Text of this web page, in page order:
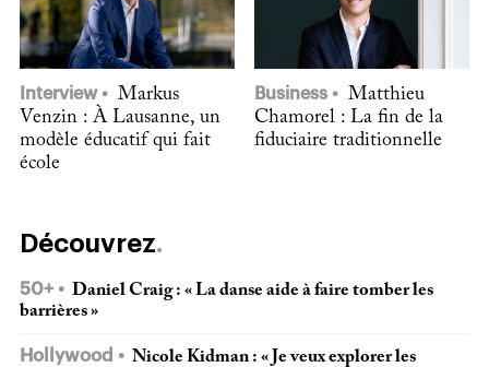
Interview
Markus
Venzin : À Lausanne, un
modèle éducatif qui fait
école
Business
Matthieu
Chamorel : La fin de la
fiduciaire traditionnelle
Découvrez
50+
Daniel Craig : « La danse aide à faire tomber les
barrières »
Hollywood
Nicole Kidman : « Je veux explorer les